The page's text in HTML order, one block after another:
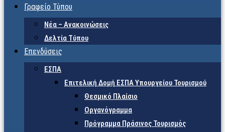
Γραφείο Τύπου
Νέα – Ανακοινώσεις
Δελτία Τύπου
Επενδύσεις
ΕΣΠΑ
Επιτελική Δομή ΕΣΠΑ Υπουργείου Τουρισμού
Θεσμικό Πλαίσιο
Οργανόγραμμα
Πρόγραμμα Πράσινος Τουρισμός